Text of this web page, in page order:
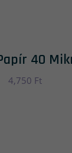
40
4,750 Ft